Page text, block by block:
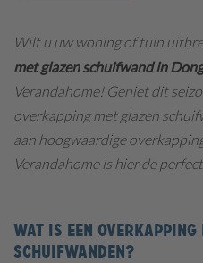
Wilt u uw woning of tuin
met glazen schuifwand in
Verandahome! Geniet dit
overkapping met glazen
aan hoogwaardige
Verandahome is hier de
WAT IS EEN OVERKAPPING
SCHUIFWANDEN?